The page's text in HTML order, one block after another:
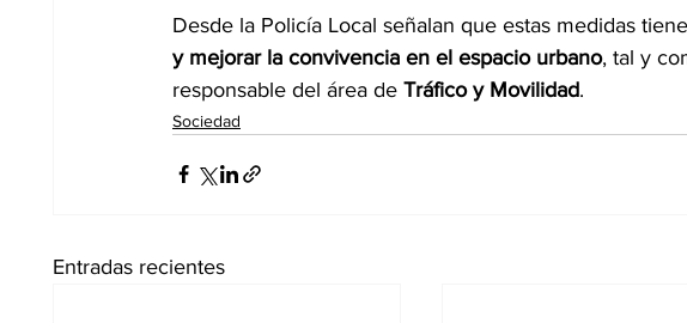
Desde la Policía Local señalan que estas medidas
y mejorar la convivencia en el espacio urbano, tal y
responsable del área de Tráfico y Movilidad.
Sociedad
Entradas recientes